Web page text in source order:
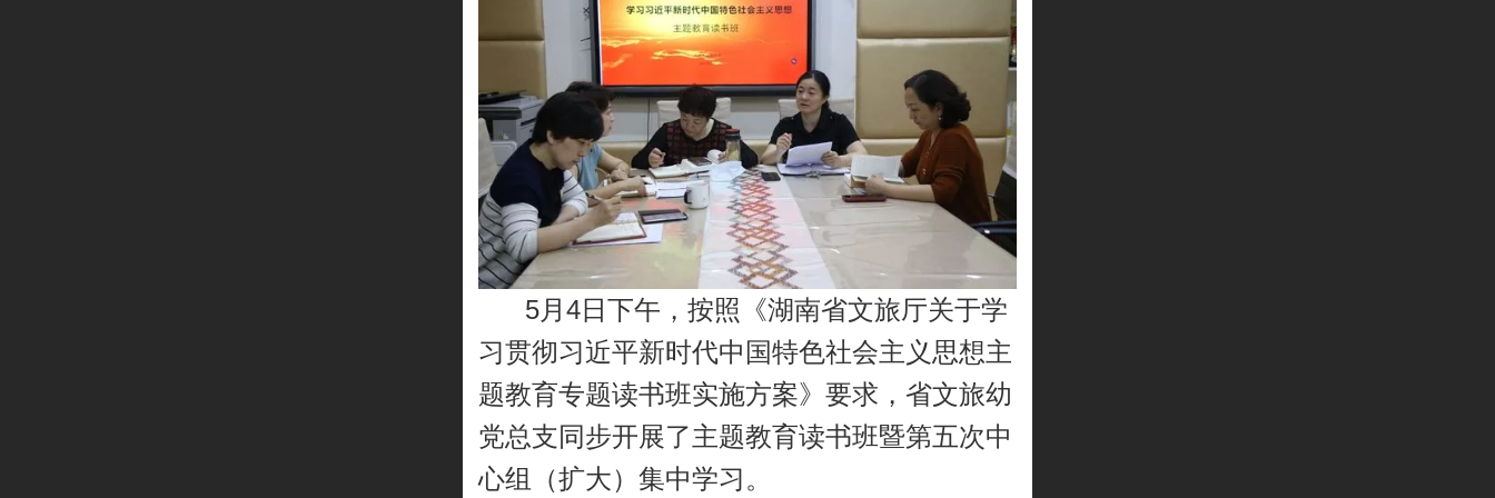
5月4日下午，按照《湖南省文旅厅关于学
习贯彻习近平新时代中国特色社会主义思想主
题教育专题读书班实施方案》要求，省文旅幼
党总支同步开展了主题教育读书班暨第五次中
心组（扩大）集中学习。